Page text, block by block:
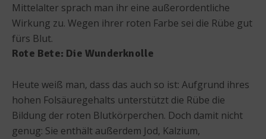
Mittelalter sprach man ihr eine außerordentliche
Wirkung zu. Wegen ihrer roten Farbe sei die Rübe gut
fürs Blut.
Rote Bete: Die Wunderknolle
Heute weiß man, dass das auch so ist: Aufgrund ihres
hohen Folsäuregehalts unterstützt die Rübe die
Bildung der roten Blutkörperchen. Doch damit nicht
genug: Sie enthält außerdem Jod, Kalzium,